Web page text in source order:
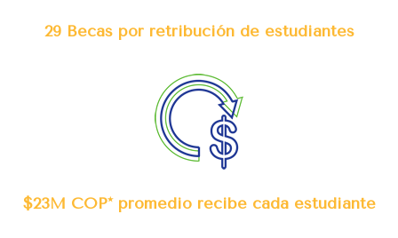
29 Becas por retribución de estudiantes
$23M COP* promedio recibe cada estudiante